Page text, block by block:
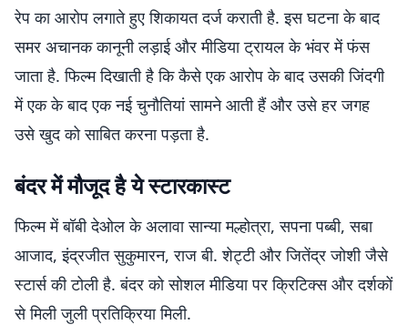
रेप का आरोप लगाते हुए शिकायत दर्ज कराती है. इस घटना के बाद
समर अचानक कानूनी लड़ाई और मीडिया ट्रायल के भंवर में फंस
जाता है. फिल्म दिखाती है कि कैसे एक आरोप के बाद उसकी जिंदगी
में एक के बाद एक नई चुनौतियां सामने आती हैं और उसे हर जगह
उसे खुद को साबित करना पड़ता है.
बंदर में मौजूद है ये स्टारकास्ट
फिल्म में बॉबी देओल के अलावा सान्या मल्होत्रा, सपना पब्बी, सबा
आजाद, इंद्रजीत सुकुमारन, राज बी. शेट्टी और जितेंद्र जोशी जैसे
स्टार्स की टोली है. बंदर को सोशल मीडिया पर क्रिटिक्स और दर्शकों
से मिली जुली प्रतिक्रिया मिली.